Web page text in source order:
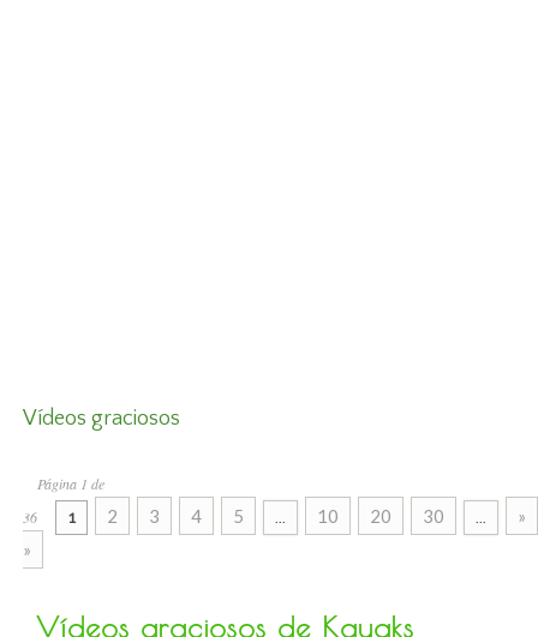
Vídeos graciosos
Página 1 de
36
1 2 3 4 5 ... 10 20 30 ...
»
»
Vídeos graciosos de Kayaks